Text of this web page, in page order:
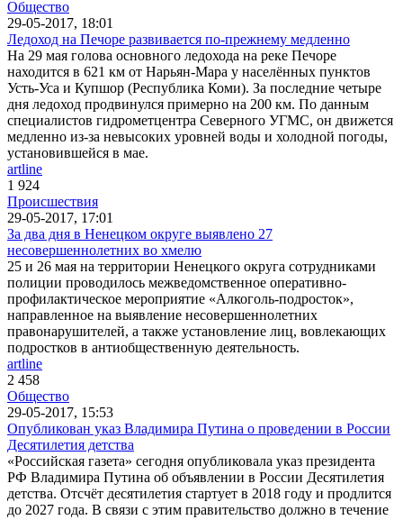
Общество
29-05-2017, 18:01
Ледоход на Печоре развивается по-прежнему медленно
На 29 мая голова основного ледохода на реке Печоре
находится в 621 км от Нарьян-Мара у населённых пунктов
Усть-Уса и Купшор (Республика Коми). За последние четыре
дня ледоход продвинулся примерно на 200 км. По данным
специалистов гидрометцентра Северного УГМС, он движется
медленно из-за невысоких уровней воды и холодной погоды,
установившейся в мае.
artline
1 924
Происшествия
29-05-2017, 17:01
За два дня в Ненецком округе выявлено 27
несовершеннолетних во хмелю
25 и 26 мая на территории Ненецкого округа сотрудниками
полиции проводилось межведомственное оперативно-
профилактическое мероприятие «Алкоголь-подросток»,
направленное на выявление несовершеннолетних
правонарушителей, а также установление лиц, вовлекающих
подростков в антиобщественную деятельность.
artline
2 458
Общество
29-05-2017, 15:53
Опубликован указ Владимира Путина о проведении в России
Десятилетия детства
«Российская газета» сегодня опубликовала указ президента
РФ Владимира Путина об объявлении в России Десятилетия
детства. Отсчёт десятилетия стартует в 2018 году и продлится
до 2027 года. В связи с этим правительство должно в течение